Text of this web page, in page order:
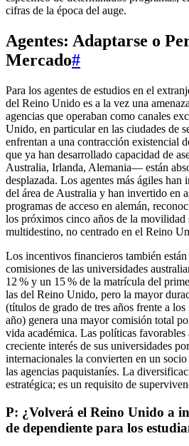
cifras de la época del auge.
Agentes: Adaptarse o
Mercado#
Para los agentes de estudios en el
del Reino Unido es a la vez una
agencias que operaban como canales
Unido, en particular en las ciudades de
enfrentan a una contracción existencial
que ya han desarrollado capacidad de
Australia, Irlanda, Alemania— están
desplazada. Los agentes más ágiles han
del área de Australia y han invertido en
programas de acceso en alemán,
los próximos cinco años de la movilidad
multidestino, no centrado en el Reino
Los incentivos financieros también
comisiones de las universidades
12 % y un 15 % de la matrícula del
las del Reino Unido, pero la mayor
(títulos de grado de tres años frente a
año) genera una mayor comisión total
vida académica. Las políticas favorables
creciente interés de sus universidades
internacionales la convierten en un
las agencias paquistaníes. La
estratégica; es un requisito de
P: ¿Volverá el Reino Unido a
de dependiente para los